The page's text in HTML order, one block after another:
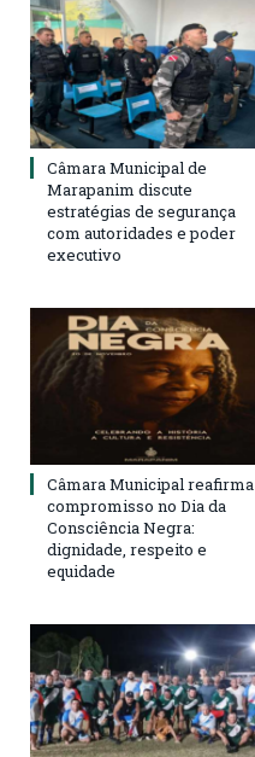
Câmara Municipal de
Marapanim discute
estratégias de segurança
com autoridades e poder
executivo
Câmara Municipal reafirma
compromisso no Dia da
Consciência Negra:
dignidade, respeito e
equidade